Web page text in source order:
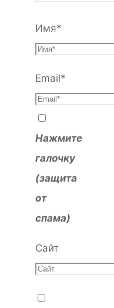
Имя*
Email*
Нажмите
галочку
(защита
от
спама)
Сайт